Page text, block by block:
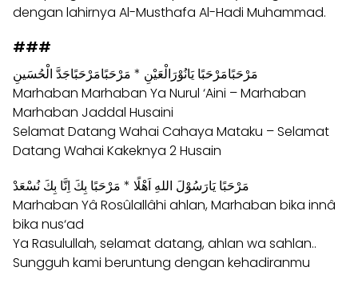
dengan lahirnya Al-Musthafa Al-Hadi Muhammad.
###
مَرْحَبًامَرْحَبًا يَانُوْرَالْعَيْنِ * مَرْحَبًامَرْحَبًاجَدَّ الْحُسَينِ
Marhaban Marhaban Ya Nurul ‘Aini – Marhaban
Marhaban Jaddal Husaini
Selamat Datang Wahai Cahaya Mataku – Selamat
Datang Wahai Kakeknya 2 Husain
مَرْحَبًا يَارَسُوْلَ اللهِ اَهْلًا * مَرْحَبًا بِكَ اِنَّا بِكَ نُسْعَدْ
Marhaban Yâ Rosûlallâhi ahlan, Marhaban bika innâ
bika nus‘ad
Ya Rasulullah, selamat datang, ahlan wa sahlan..
Sungguh kami beruntung dengan kehadiranmu